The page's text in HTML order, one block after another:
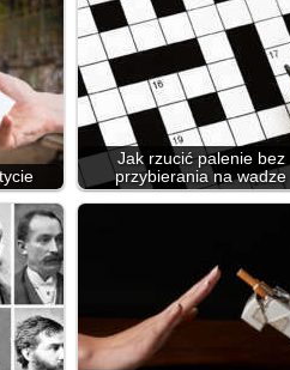
Jak rzucić palenie bez
przybierania na wadze